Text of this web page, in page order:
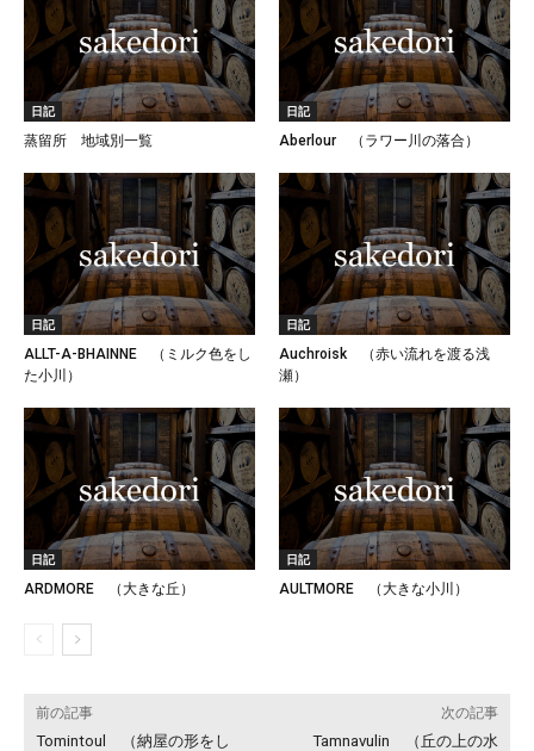
日記
蒸留所 地域別一覧
日記
Aberlour （ラワー川の落合）
日記
ALLT-A-BHAINNE （ミルク色をし
た小川）
日記
Auchroisk （赤い流れを渡る浅
瀬）
日記
ARDMORE （大きな丘）
日記
AULTMORE （大きな小川）
前の記事
Tomintoul （納屋の形をし
次の記事
Tamnavulin （丘の上の水